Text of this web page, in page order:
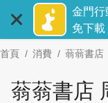
主
要
金門行
免下
首頁 消費 蓊蓊書店
蓊蓊書店